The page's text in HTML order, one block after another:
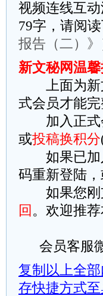
视频连线互
79字，请阅读
报告（二）》
新文秘网温馨
上面为新文
式会员才能
加入正式
或投稿换积分
如果已加
码重新登陆
如果您刚
回 。欢迎推
会员客服微
复制以上全
存快捷方式